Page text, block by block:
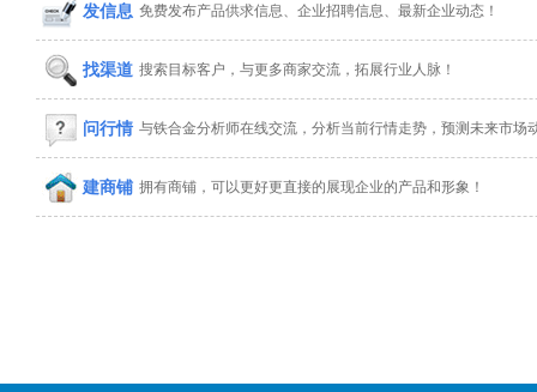
发信息 免费发布产品供求信息、企业招聘信息、最新企业动态！
找渠道 搜索目标客户，与更多商家交流，拓展行业人脉！
问行情 与铁合金分析师在线交流，分析当前行情走势，预测未来市场
建商铺 拥有商铺，可以更好更直接的展现企业的产品和形象！